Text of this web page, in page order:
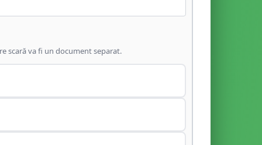
scară va fi un document separat.